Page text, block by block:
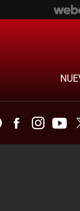
TelegramFacebook